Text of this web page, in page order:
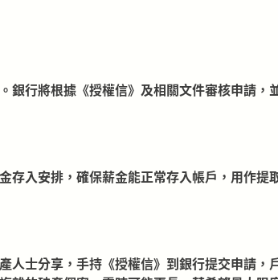
行將根據《授權信》及相關文件審核申請，
入安排，確保薪金能正常存入帳戶，用作提
士分享，手持《授權信》到銀行提交申請